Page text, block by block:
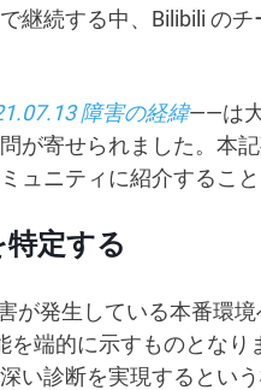
継続する中、Bilibili のチ
障害の経緯——は
が寄せられました。本
ュニティに紹介すること
定する
が発生している本番環
を端的に示すものとな
い診断を実現するという